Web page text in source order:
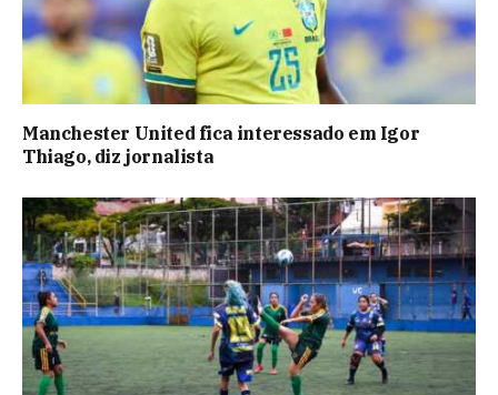
Manchester United fica interessado em Igor
Thiago, diz jornalista